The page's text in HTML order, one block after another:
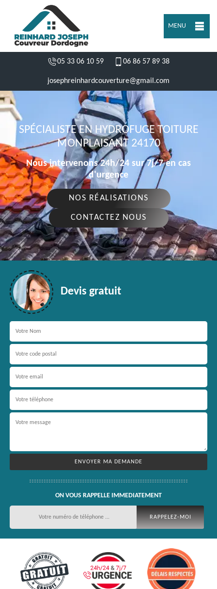
MENU
05 33 06 10 59 06 86 57 89 38
josephreinhardcouverture@gmail.com
SPÉCIALISTE EN HYDROFUGE TOITURE
MONPLAISANT 24170
Nous intervenons 24h/24 sur 7j/7 en cas
d'urgence
NOS RÉALISATIONS
CONTACTEZ NOUS
Devis gratuit
ON VOUS RAPPELLE IMMEDIATEMENT